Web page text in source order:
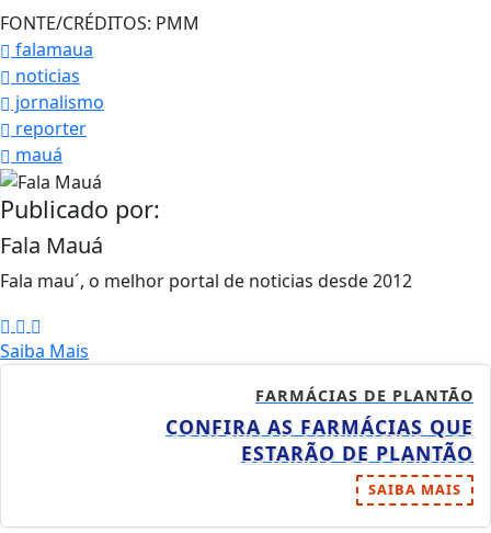
FONTE/CRÉDITOS: PMM
falamaua
noticias
jornalismo
reporter
mauá
Publicado por:
Fala Mauá
Fala mau´, o melhor portal de noticias desde 2012
Saiba Mais
FARMÁCIAS DE PLANTÃO
CONFIRA AS FARMÁCIAS QUE
ESTARÃO DE PLANTÃO
SAIBA MAIS